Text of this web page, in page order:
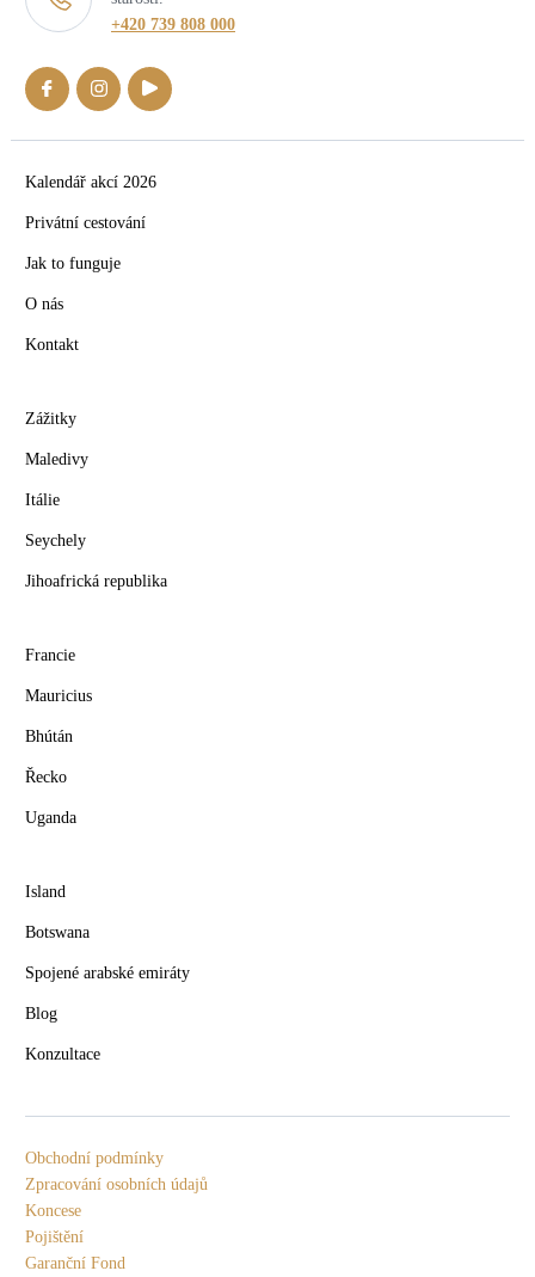
+420 739 808 000
Kalendář akcí 2026
Privátní cestování
Jak to funguje
O nás
Kontakt
Zážitky
Maledivy
Itálie
Seychely
Jihoafrická republika
Francie
Mauricius
Bhútán
Řecko
Uganda
Island
Botswana
Spojené arabské emiráty
Blog
Konzultace
Obchodní podmínky
Zpracování osobních údajů
Koncese
Pojištění
Garanční Fond